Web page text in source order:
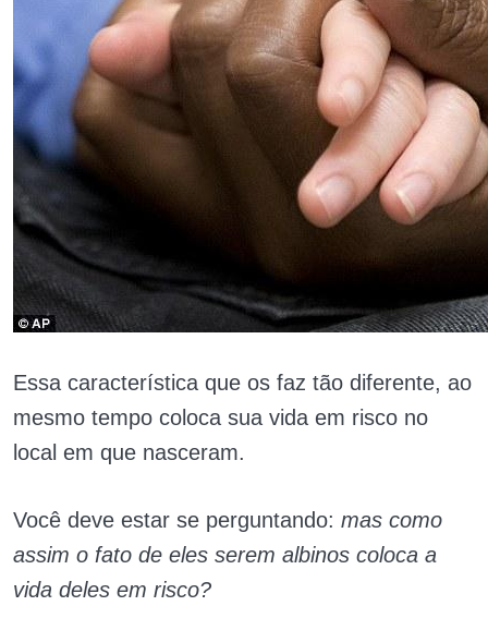
Essa característica que os faz tão diferente, ao
mesmo tempo coloca sua vida em risco no
local em que nasceram.
Você deve estar se perguntando: mas como
assim o fato de eles serem albinos coloca a
vida deles em risco?